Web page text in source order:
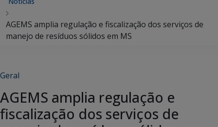
AGEMS amplia regulação e fiscalização dos serviços de
manejo de resíduos sólidos em MS
Geral
AGEMS amplia regulação e
fiscalização dos serviços de